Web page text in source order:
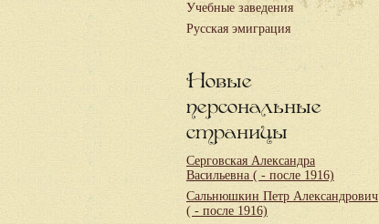
Учебные заведения
Русская эмиграция
Новые
персональные
страницы
Серговская Александра
Васильевна ( - после 1916)
Сальнюшкин Петр Александрович
( - после 1916)